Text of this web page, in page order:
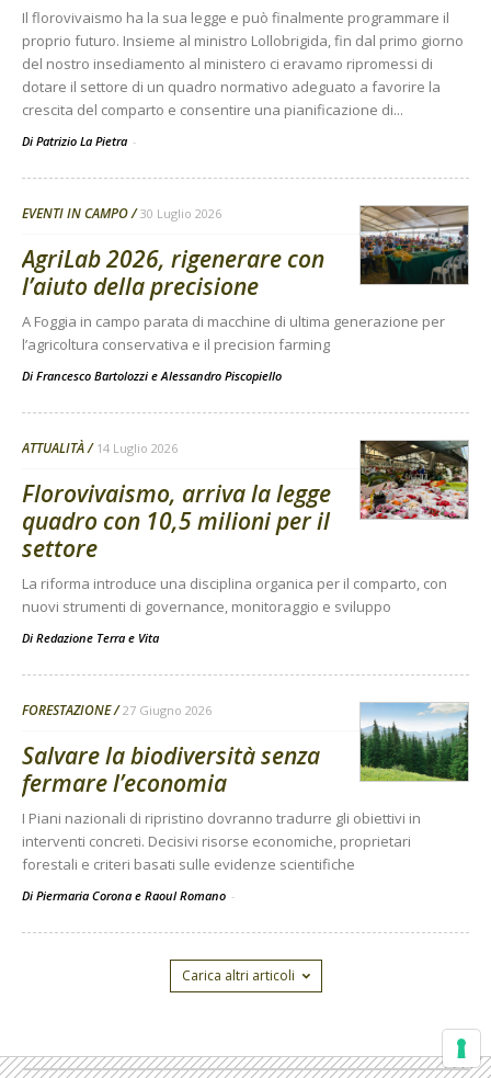
Il florovivaismo ha la sua legge e può finalmente programmare il
proprio futuro. Insieme al ministro Lollobrigida, fin dal primo giorno
del nostro insediamento al ministero ci eravamo ripromessi di
dotare il settore di un quadro normativo adeguato a favorire la
crescita del comparto e consentire una pianificazione di...
Di Patrizio La Pietra -
EVENTI IN CAMPO 30 Luglio 2026
AgriLab 2026, rigenerare con
l’aiuto della precisione
A Foggia in campo parata di macchine di ultima generazione per
l’agricoltura conservativa e il precision farming
Di Francesco Bartolozzi eAlessandro Piscopiello
ATTUALITÀ 14 Luglio 2026
Florovivaismo, arriva la legge
quadro con 10,5 milioni per il
settore
La riforma introduce una disciplina organica per il comparto, con
nuovi strumenti di governance, monitoraggio e sviluppo
Di Redazione Terra e Vita
FORESTAZIONE 27 Giugno 2026
Salvare la biodiversità senza
fermare l’economia
I Piani nazionali di ripristino dovranno tradurre gli obiettivi in
interventi concreti. Decisivi risorse economiche, proprietari
forestali e criteri basati sulle evidenze scientifiche
Di Piermaria Corona e Raoul Romano -
Carica altri articoli